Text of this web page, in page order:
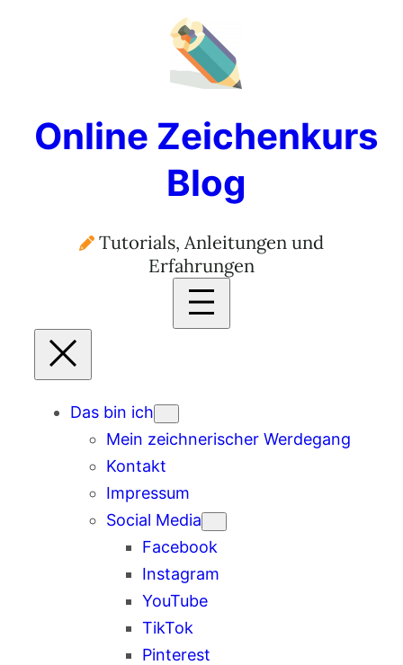
Online Zeichenkurs
Blog
Tutorials, Anleitungen und
Erfahrungen
Das bin ich
Mein zeichnerischer Werdegang
Kontakt
Impressum
Social Media
Facebook
Instagram
YouTube
TikTok
Pinterest